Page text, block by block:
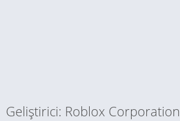
Geliştirici: Roblox Corporation